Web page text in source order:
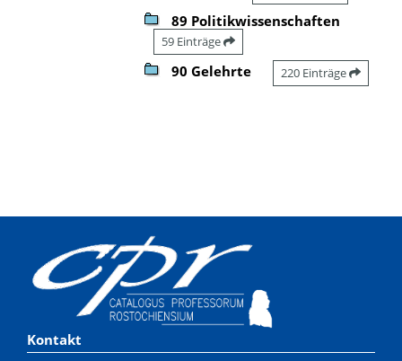
89 Politikwissenschaften
59 Einträge
90 Gelehrte 220 Einträge
Kontakt